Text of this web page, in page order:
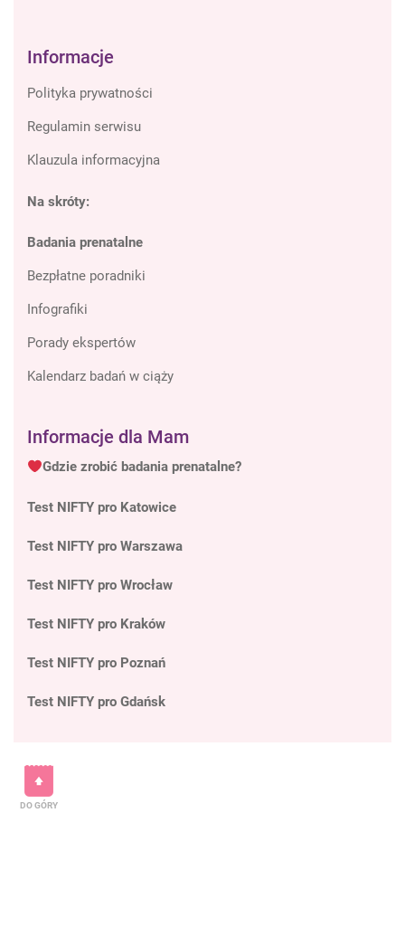
Informacje
Polityka prywatności
Regulamin serwisu
Klauzula informacyjna
Na skróty:
Badania prenatalne
Bezpłatne poradniki
Infografiki
Porady ekspertów
Kalendarz badań w ciąży
Informacje dla Mam
Gdzie zrobić badania prenatalne?
Test NIFTY pro Katowice
Test NIFTY pro Warszawa
Test NIFTY pro Wrocław
Test NIFTY pro Kraków
Test NIFTY pro Poznań
Test NIFTY pro Gdańsk
DO GÓRY